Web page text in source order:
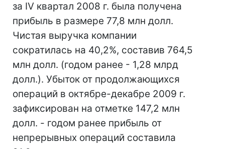
за IV квартал 2008 г. была получена
прибыль в размере 77,8 млн долл.
Чистая выручка компании
сократилась на 40,2%, составив 764,5
млн долл. (годом ранее - 1,28 млрд
долл.). Убыток от продолжающихся
операций в октябре-декабре 2009 г.
зафиксирован на отметке 147,2 млн
долл. - годом ранее прибыль от
непрерывных операций составила